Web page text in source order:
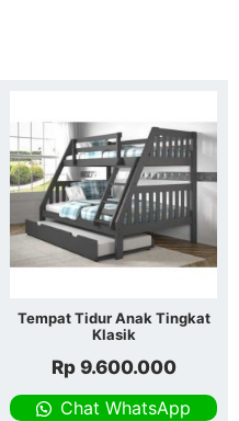
Tempat Tidur Anak Tingkat
Klasik
Rp9.600.000
Chat WhatsApp